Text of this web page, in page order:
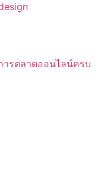
รตลาดออนไลน์ครบ